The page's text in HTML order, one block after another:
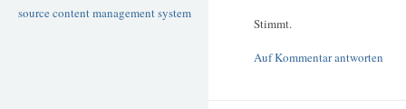
Stimmt.
Auf Kommentar antworten